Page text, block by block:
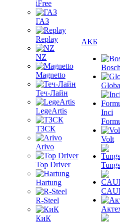
iFree
ГАЗ
Replay
NZ
Magnetto
Теч-Лайн
LegeArtis
ТЗСК
Arivo
Top Driver
Hartung
R-Steel
КиК
АКБ
Inci
Volt